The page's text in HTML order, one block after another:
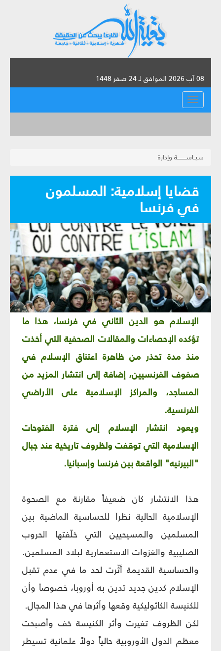
08 آب 2026 الموافق لـ 24 صفر 1448
القائمة
سيــاســـــــــة وإدارة
قضايا إسلامية: المسلمون
في فرنسا
الإسلام هو الدين الثاني في فرنسا، هذا ما
تؤكده الإحصاءات والمقالات الصحفية التي أخذت
منذ مدة تحذر من ظاهرة اعتناق الإسلام في
صفوف الفرنسيين، إضافة إلى انتشار المزيد من
المساجد، والمراكز الإسلامية على الأراضي
الفرنسية.
ويعود انتشار الإسلام إلى فترة الفتوحات
الإسلامية التي توقفت ولظروف تاريخية عند جبال
"البيرنيه" الواقعة بين فرنسا وإسبانيا.
هذا الانتشار كان ضعيفاً مقارنة مع الصحوة
الإسلامية الحالية نظراً للحساسية الماضية بين
المسلمين والمسيحيين التي خلّفتها الحروب
الصليبية والغزوات الاستعمارية لبلاد المسلمين.
والحساسية القديمة أثّرت لحد ما في عدم تقبل
الإسلام كدين جديد تدين به أوروبا، خصوصاً وأن
للكنيسة الكاثوليكية وقعها وأثرها في هذا المجال.
لكن الظروف تغيرت وأثر الكنيسة خف وأصبحت
معظم الدول الأوروبية حالياً دولاً علمانية تسيطر